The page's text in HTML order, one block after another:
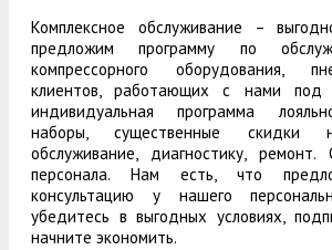
Комплексное обслуживание –
предложим программу по
компрессорного оборудования,
клиентов, работающих с нами под
индивидуальная программа
наборы, существенные скидки
обслуживание, диагностику, ремонт.
персонала. Нам есть, что
консультацию у нашего
убедитесь в выгодных условиях,
начните экономить.